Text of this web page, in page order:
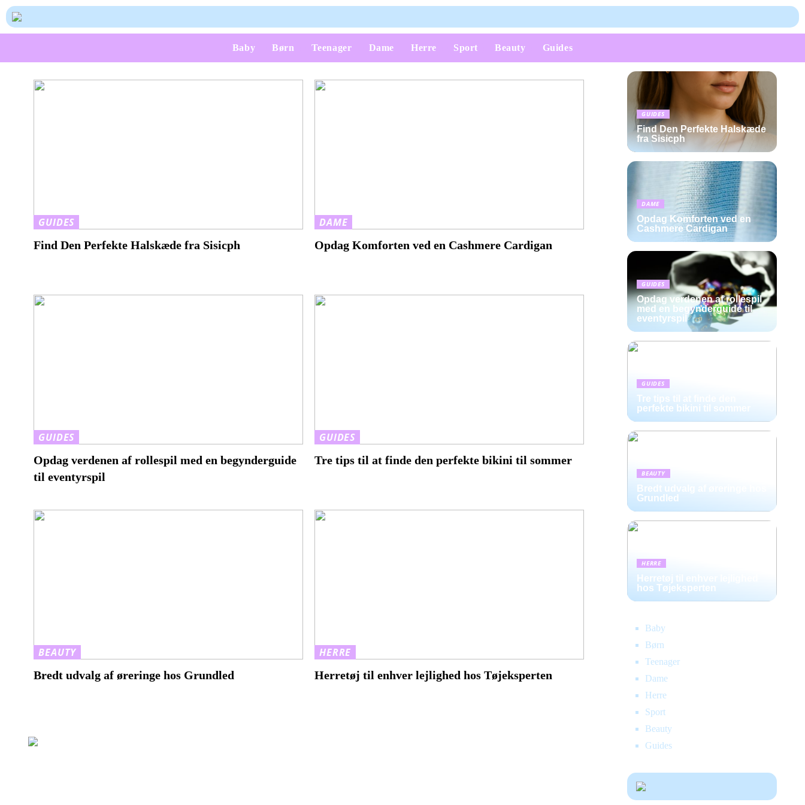
Baby Børn Teenager Dame Herre Sport Beauty Guides
GUIDES
Find Den Perfekte Halskæde fra Sisicph
DAME
Opdag Komforten ved en Cashmere Cardigan
GUIDES
Opdag verdenen af rollespil med en begynderguide
til eventyrspil
GUIDES
Tre tips til at finde den perfekte bikini til sommer
BEAUTY
Bredt udvalg af øreringe hos Grundled
HERRE
Herretøj til enhver lejlighed hos Tøjeksperten
GUIDES
Find Den Perfekte Halskæde
fra Sisicph
DAME
Opdag Komforten ved en
Cashmere Cardigan
GUIDES
Opdag verdenen af rollespil
med en begynderguide til
eventyrspil
GUIDES
Tre tips til at finde den
perfekte bikini til sommer
BEAUTY
Bredt udvalg af øreringe hos
Grundled
HERRE
Herretøj til enhver lejlighed
hos Tøjeksperten
Baby
Børn
Teenager
Dame
Herre
Sport
Beauty
Guides